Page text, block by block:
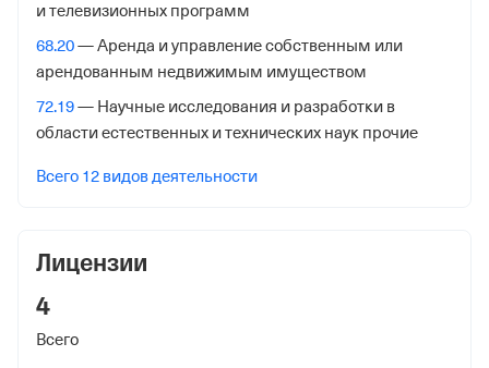
Внебюджетные фонды
Дата регистрации
10 сентября 2013
Страхования Российской Федерации по гор. Москве и
Московской обл.
Регистрационный номер ФссРФ
и телевизионных программ
68.20— Аренда и управление собственным или
арендованным недвижимым имуществом
72.19— Научные исследования и разработки в
области естественных и технических наук прочие
Всего 12 видов деятельности
Лицензии
4
Всего